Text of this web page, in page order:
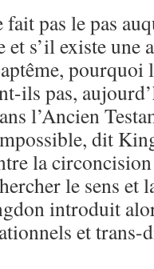
pas le pas
s’il existe une
pourquoi
ils pas,
l’Ancien
dit
la
le sens et
introduit
et trans-